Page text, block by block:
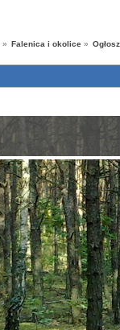
» Falenica i okolice »